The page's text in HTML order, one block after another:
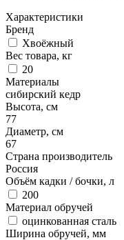
Характеристики
Бренд
Хвоёжный
Вес товара, кг
20
Материалы
сибирский кедр
Высота, см
77
Диаметр, см
67
Страна производитель
Россия
Объём кадки / бочки, л
200
Материал обручей
оцинкованная сталь
Ширина обручей, мм